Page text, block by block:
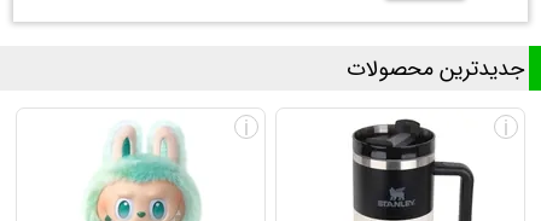
جدیدترین محصولات
i
i